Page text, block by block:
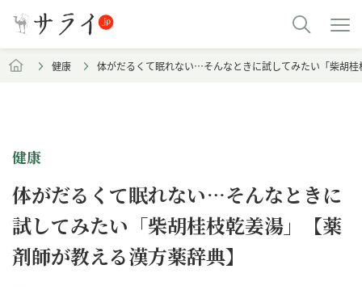
健康 体がだるくて眠れない…そんなときに試してみたい「柴胡
健康
体がだるくて眠れない…そんなときに
試してみたい「柴胡桂枝乾姜湯」【薬
剤師が教える漢方薬辞典】